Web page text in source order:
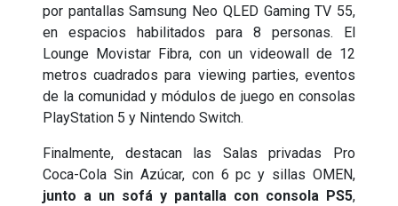
por pantallas Samsung Neo QLED Gaming TV 55,
en espacios habilitados para 8 personas. El
Lounge Movistar Fibra, con un videowall de 12
metros cuadrados para viewing parties, eventos
de la comunidad y módulos de juego en consolas
PlayStation 5 y Nintendo Switch.
Finalmente, destacan las Salas privadas Pro
Coca-Cola Sin Azúcar, con 6 pc y sillas OMEN,
junto a un sofá y pantalla con consola PS5,